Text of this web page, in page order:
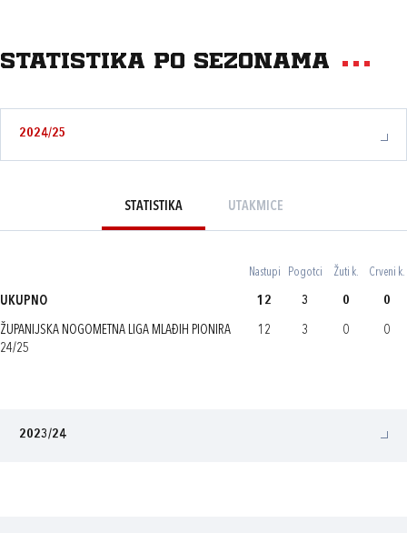
Statistika po sezonama
2024/25
STATISTIKA UTAKMICE
Nastupi Pogotci Žuti k. Crveni k.
UKUPNO 12 3 0 0
ŽUPANIJSKA NOGOMETNA LIGA MLAĐIH PIONIRA
24/25
12 3 0 0
2023/24